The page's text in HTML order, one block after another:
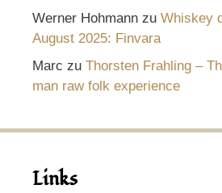
Werner Hohmann zu Whiskey
August 2025: Finvara
Marc zu Thorsten Frahling –
man raw folk experience
Links